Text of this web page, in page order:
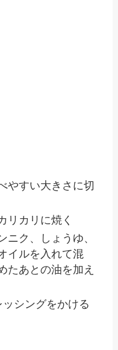
やすい大きさに切
リカリに焼く
ニク、しょうゆ、
イルを入れて混
たあとの油を加え
シングをかける